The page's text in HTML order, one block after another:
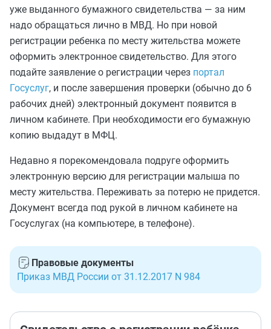
уже выданного бумажного свидетельства — за ним
надо обращаться лично в МВД. Но при новой
регистрации ребенка по месту жительства можете
оформить электронное свидетельство. Для этого
подайте заявление о регистрации через портал
Госуслуг, и после завершения проверки (обычно до 6
рабочих дней) электронный документ появится в
личном кабинете. При необходимости его бумажную
копию выдадут в МФЦ.
Недавно я порекомендовала подруге оформить
электронную версию для регистрации малыша по
месту жительства. Переживать за потерю не придется.
Документ всегда под рукой в личном кабинете на
Госуслугах (на компьютере, в телефоне).
Правовые документы
Приказ МВД России от 31.12.2017 N 984